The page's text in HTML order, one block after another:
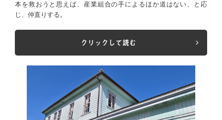
本を救おうと思えば、産業組合の手によるほか道はない、と応
じ、仲直りする。
クリックして読む